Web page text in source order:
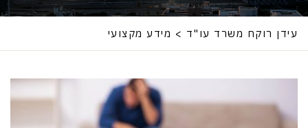
עידן רוקח משרד עו"ד > מידע מקצועי